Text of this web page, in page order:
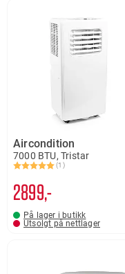
Aircondition
7000 BTU, Tristar
Karakter:
(1)
5.0 av 5 mulige
2899,-
På lager i butikk
Utsolgt på nettlager